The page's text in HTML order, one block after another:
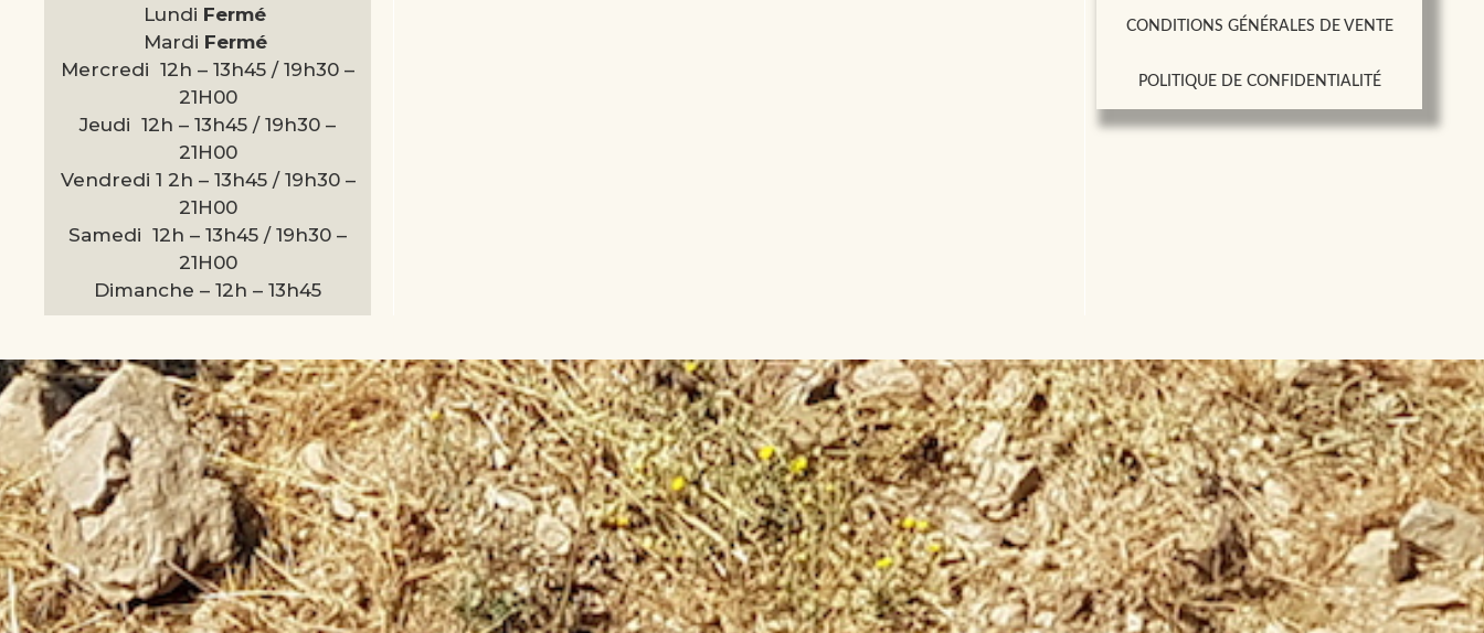
Lundi Fermé
Mardi Fermé
Mercredi 12h – 13h45 / 19h30 –
21H00
Jeudi 12h – 13h45 / 19h30 –
21H00
Vendredi 1 2h – 13h45 / 19h30 –
21H00
Samedi 12h – 13h45 / 19h30 –
21H00
Dimanche – 12h – 13h45
CONDITIONS GÉNÉRALES DE VENTE
POLITIQUE DE CONFIDENTIALITÉ